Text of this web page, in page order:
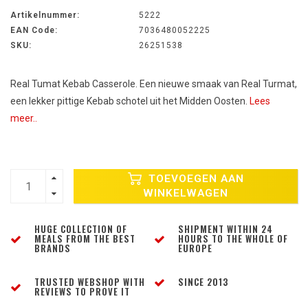
Artikelnummer:
5222
EAN Code:
7036480052225
SKU:
26251538
Real Tumat Kebab Casserole. Een nieuwe smaak van Real Turmat,
een lekker pittige Kebab schotel uit het Midden Oosten. Lees
meer..
TOEVOEGEN AAN
WINKELWAGEN
HUGE COLLECTION OF
MEALS FROM THE BEST
BRANDS
SHIPMENT WITHIN 24
HOURS TO THE WHOLE OF
EUROPE
TRUSTED WEBSHOP WITH
REVIEWS TO PROVE IT
SINCE 2013